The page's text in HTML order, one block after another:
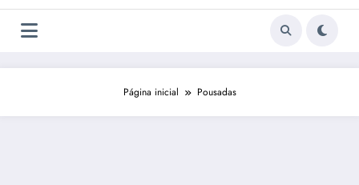
Página inicial Pousadas